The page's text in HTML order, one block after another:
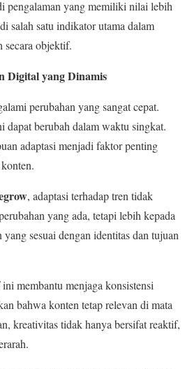
pengalaman yang memiliki nilai lebih
salah satu indikator utama dalam
secara objektif.
Digital yang Dinamis
perubahan yang sangat cepat.
dapat berubah dalam waktu singkat.
adaptasi menjadi faktor penting
, adaptasi terhadap tren tidak
yang ada, tetapi lebih kepada
sesuai dengan identitas dan tujuan
membantu menjaga konsistensi
bahwa konten tetap relevan di mata
kreativitas tidak hanya bersifat reaktif,